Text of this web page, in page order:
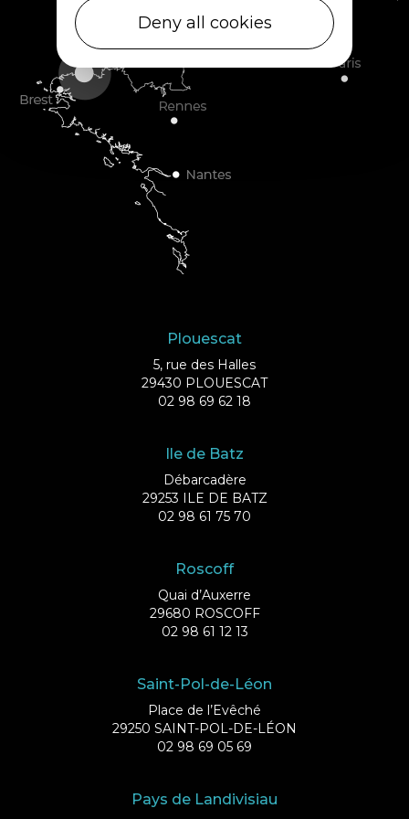
Plouescat
5, rue des Halles
29430 PLOUESCAT
02 98 69 62 18
Ile de Batz
Débarcadère
29253 ILE DE BATZ
02 98 61 75 70
Roscoff
Quai d’Auxerre
29680 ROSCOFF
02 98 61 12 13
Saint-Pol-de-Léon
Place de l’Evêché
29250 SAINT-POL-DE-LÉON
02 98 69 05 69
Pays de Landivisiau
Deny all cookies